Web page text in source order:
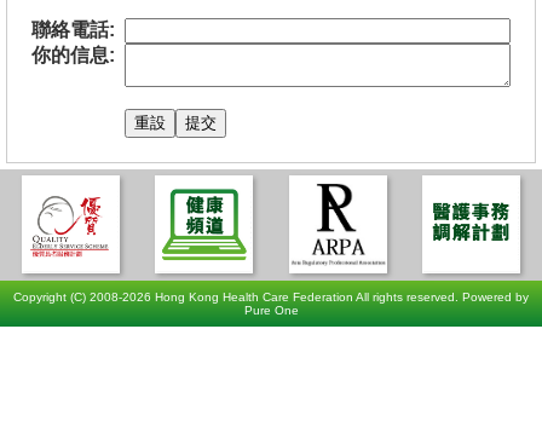
聯絡電話:
你的信息:
Copyright (C) 2008-2026 Hong Kong Health Care Federation All rights reserved. Powered by
Pure One